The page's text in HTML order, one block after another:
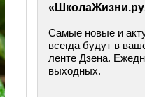
Самые новые и
всегда будут в
ленте Дзена.
выходных.